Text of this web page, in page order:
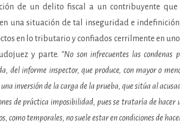
de un delito fiscal a un contribuyente
una situación de tal inseguridad e
en lo tributario y confiados cerrilmente en
y parte. “No son infrecuentes las condenas
del informe inspector, que produce, con mayor o
inversión de la carga de la prueba, que sitúa al
de práctica imposibilidad, pues se trataría de
como temporales, no suele estar en condiciones de